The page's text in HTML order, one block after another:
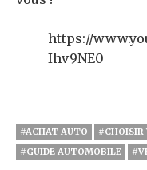
https://
Ihv9NE0
#ACHAT AUTO #CHOISIR
#GUIDE AUTOMOBILE